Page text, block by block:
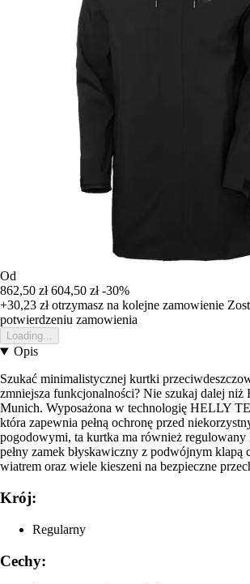
Od
862,50 zł 604,50 zł -30%
+30,23 złotrzymasz na kolejne zamowienie
potwierdzeniu zamowienia
Loading...
Opis
Szukać minimalistycznej kurtki
zmniejsza funkcjonalności? Nie szukaj dalej niż
Munich. Wyposażona w technologię HELLY
która zapewnia pełną ochronę przed
pogodowymi, ta kurtka ma również regulowany
pełny zamek błyskawiczny z podwójnym klapą
wiatrem oraz wiele kieszeni na bezpieczne
Krój:
Regularny
Cechy: